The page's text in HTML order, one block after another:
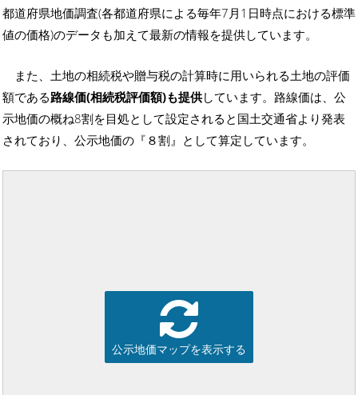
都道府県地価調査(各都道府県による毎年7月1日時点における標準
値の価格)のデータも加えて最新の情報を提供しています。
また、土地の相続税や贈与税の計算時に用いられる土地の評価
額である路線価(相続税評価額)も提供しています。路線価は、公
示地価の概ね8割を目処として設定されると国土交通省より発表
されており、公示地価の『８割』として算定しています。
公示地価マップを表示する